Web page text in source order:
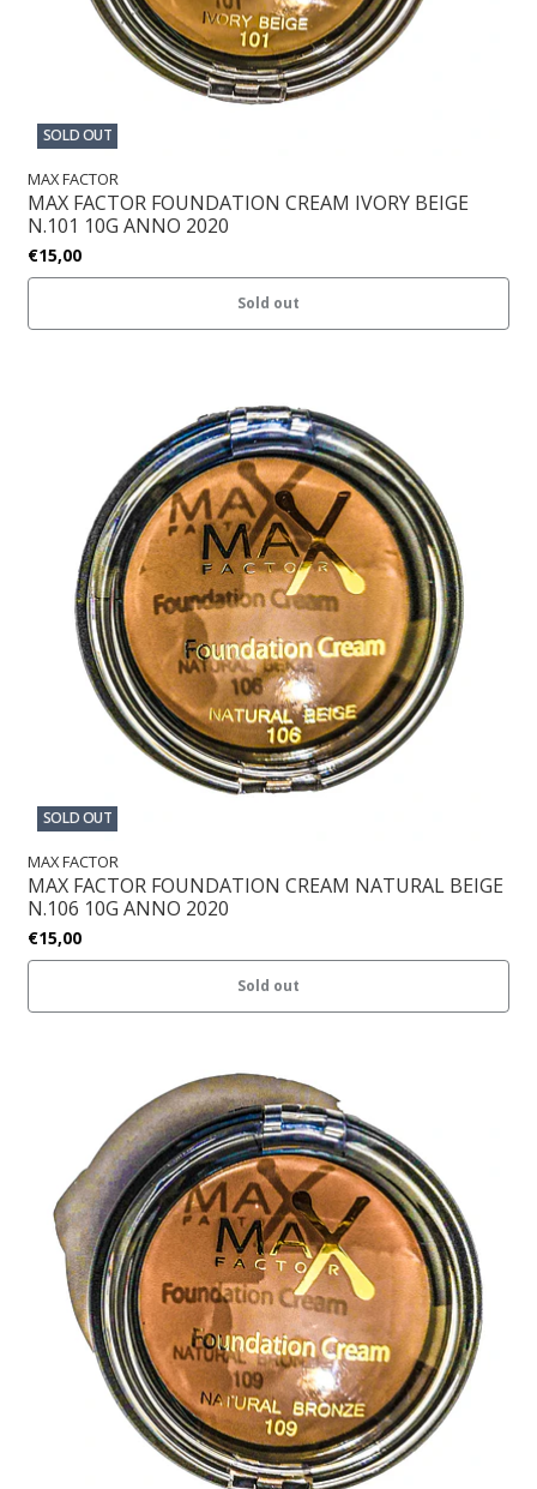
SOLD OUT
MAX FACTOR
MAX FACTOR FOUNDATION CREAM IVORY BEIGE
N.101 10G ANNO 2020
€15,00
Sold out
SOLD OUT
MAX FACTOR
MAX FACTOR FOUNDATION CREAM NATURAL BEIGE
N.106 10G ANNO 2020
€15,00
Sold out